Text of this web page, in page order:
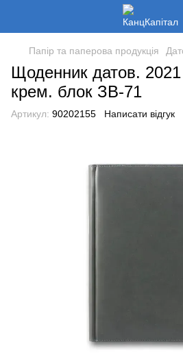
Папір та паперова продукція
Щоденник датов. 2021
крем. блок ЗВ-71
Артикул: 90202155 Написати відгук